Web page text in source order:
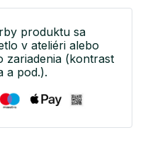
produktu sa
v ateliéri alebo
zariadenia (kontrast
a pod.).